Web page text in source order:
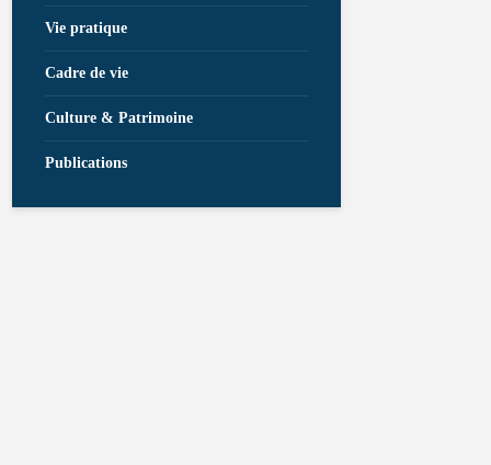
Vie pratique
Cadre de vie
Culture & Patrimoine
Publications